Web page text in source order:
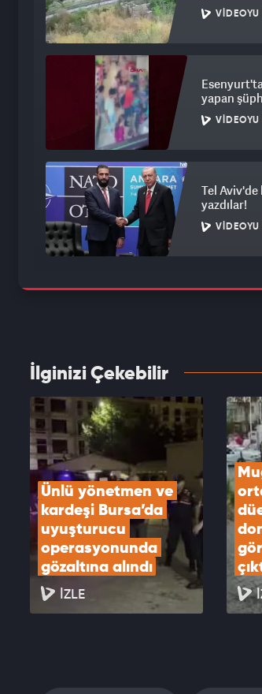
VIDEOYU
yapan
VIDEOYU
Tel Aviv'de
yazdılar!
VIDEOYU
Sokaktaki
kameralara
İlginizi Çekebilir
Ünlü yönetmen ve
kardeşi Bursa’da
uyuşturucu
operasyonunda
gözaltına alındı
İZLE